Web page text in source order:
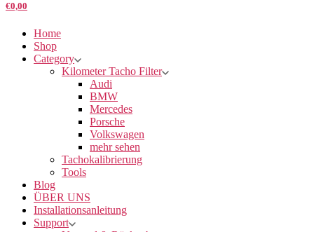
€0,00
Home
Shop
Category
Kilometer Tacho Filter
Audi
BMW
Mercedes
Porsche
Volkswagen
mehr sehen
Tachokalibrierung
Tools
Blog
ÜBER UNS
Installationsanleitung
Support